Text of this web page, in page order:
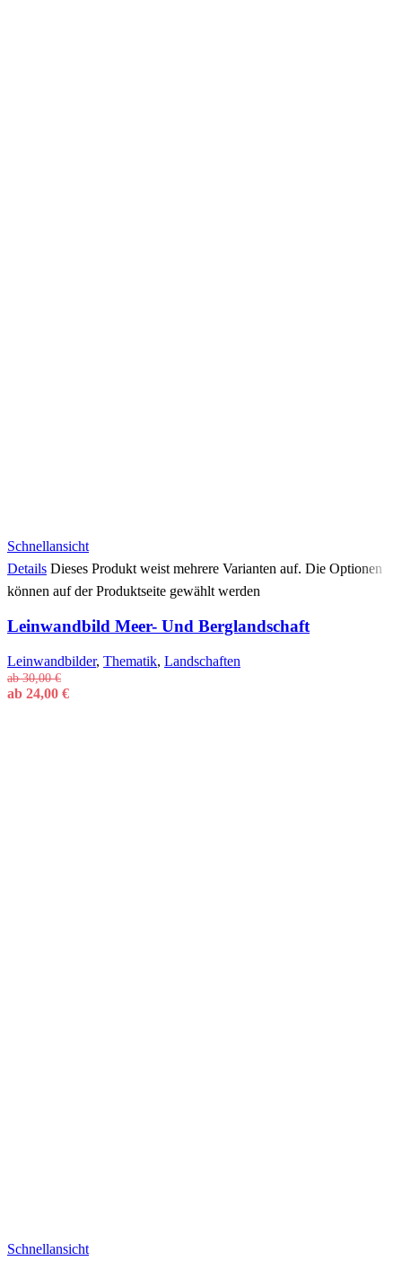
Schnellansicht
Details Dieses Produkt weist mehrere Varianten auf. Die Optionen
können auf der Produktseite gewählt werden
Leinwandbild Meer- Und Berglandschaft
Leinwandbilder, Thematik, Landschaften
ab30,00€
ab 24,00 €
Schnellansicht